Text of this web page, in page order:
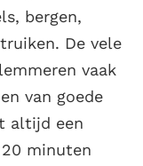
bergen,
De vele
vaak
van goede
altijd een
minuten